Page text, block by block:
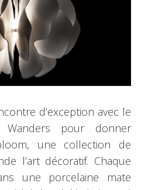
d’exception avec le
Wanders pour donner
une collection de
l’art décoratif. Chaque
une porcelaine mate